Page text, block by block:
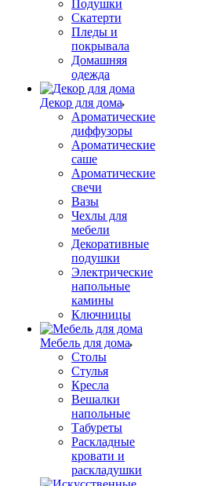
Подушки
Скатерти
Пледы и
покрывала
Домашняя
одежда
Декор для дома
Ароматические
диффузоры
Ароматические
саше
Ароматические
свечи
Вазы
Чехлы для
мебели
Декоративные
подушки
Электрические
напольные
камины
Ключницы
Мебель для дома
Столы
Стулья
Кресла
Вешалки
напольные
Табуреты
Раскладные
кровати и
раскладушки